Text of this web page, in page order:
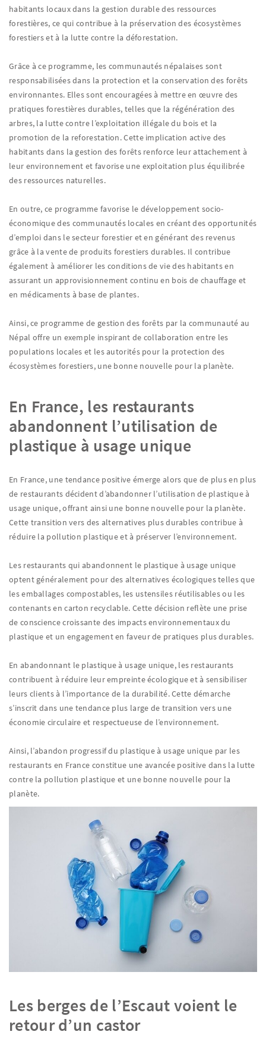
habitants locaux dans la gestion durable des ressources
forestières, ce qui contribue à la préservation des écosystèmes
forestiers et à la lutte contre la déforestation.
Grâce à ce programme, les communautés népalaises sont
responsabilisées dans la protection et la conservation des forêts
environnantes. Elles sont encouragées à mettre en œuvre des
pratiques forestières durables, telles que la régénération des
arbres, la lutte contre l’exploitation illégale du bois et la
promotion de la reforestation. Cette implication active des
habitants dans la gestion des forêts renforce leur attachement à
leur environnement et favorise une exploitation plus équilibrée
des ressources naturelles.
En outre, ce programme favorise le développement socio-
économique des communautés locales en créant des opportunités
d’emploi dans le secteur forestier et en générant des revenus
grâce à la vente de produits forestiers durables. Il contribue
également à améliorer les conditions de vie des habitants en
assurant un approvisionnement continu en bois de chauffage et
en médicaments à base de plantes.
Ainsi, ce programme de gestion des forêts par la communauté au
Népal offre un exemple inspirant de collaboration entre les
populations locales et les autorités pour la protection des
écosystèmes forestiers, une bonne nouvelle pour la planète.
En France, les restaurants
abandonnent l’utilisation de
plastique à usage unique
En France, une tendance positive émerge alors que de plus en plus
de restaurants décident d’abandonner l’utilisation de plastique à
usage unique, offrant ainsi une bonne nouvelle pour la planète.
Cette transition vers des alternatives plus durables contribue à
réduire la pollution plastique et à préserver l’environnement.
Les restaurants qui abandonnent le plastique à usage unique
optent généralement pour des alternatives écologiques telles que
les emballages compostables, les ustensiles réutilisables ou les
contenants en carton recyclable. Cette décision reflète une prise
de conscience croissante des impacts environnementaux du
plastique et un engagement en faveur de pratiques plus durables.
En abandonnant le plastique à usage unique, les restaurants
contribuent à réduire leur empreinte écologique et à sensibiliser
leurs clients à l’importance de la durabilité. Cette démarche
s’inscrit dans une tendance plus large de transition vers une
économie circulaire et respectueuse de l’environnement.
Ainsi, l’abandon progressif du plastique à usage unique par les
restaurants en France constitue une avancée positive dans la lutte
contre la pollution plastique et une bonne nouvelle pour la
planète.
Les berges de l’Escaut voient le
retour d’un castor